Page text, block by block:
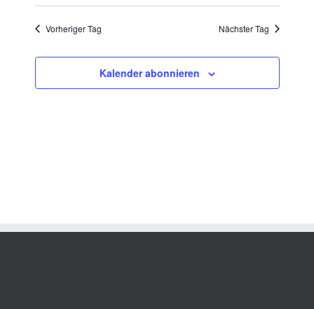
Vorheriger Tag Nächster Tag
Kalender abonnieren